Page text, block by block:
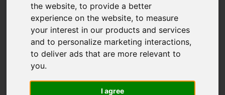
the website,to provide a better
experience on the website,to measure
your interest in our products and services
and to personalize marketing interactions,
to deliver ads that are more relevant to
you.
I agree
L25/30
CATEGORIA DE BOMBA DE ACEITE DE ENGRASE
ANILLO OBTURADOR
NÚMERO DE PIEZA: 300.06.034